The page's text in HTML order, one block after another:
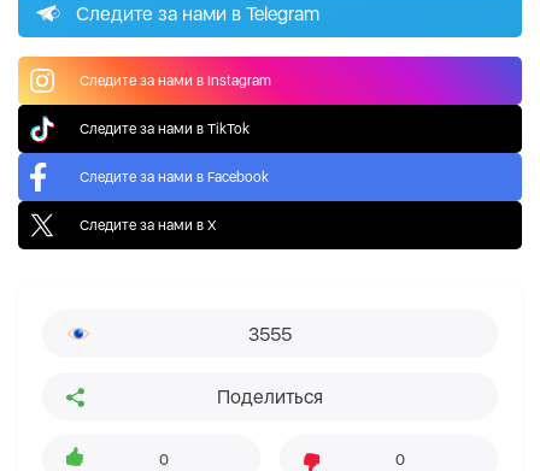
Следите за нами в Telegram
Следите за нами в Instagram
Следите за нами в TikTok
Следите за нами в Facebook
Следите за нами в X
3555
Поделиться
0 0